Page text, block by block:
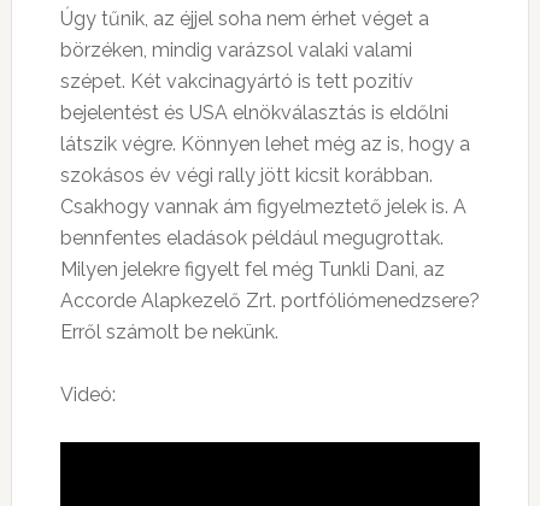
Úgy tűnik, az éjjel soha nem érhet véget a
börzéken, mindig varázsol valaki valami
szépet. Két vakcinagyártó is tett pozitív
bejelentést és USA elnökválasztás is eldőlni
látszik végre. Könnyen lehet még az is, hogy a
szokásos év végi rally jött kicsit korábban.
Csakhogy vannak ám figyelmeztető jelek is. A
bennfentes eladások például megugrottak.
Milyen jelekre figyelt fel még Tunkli Dani, az
Accorde Alapkezelő Zrt. portfóliómenedzsere?
Erről számolt be nekünk.
Videó: